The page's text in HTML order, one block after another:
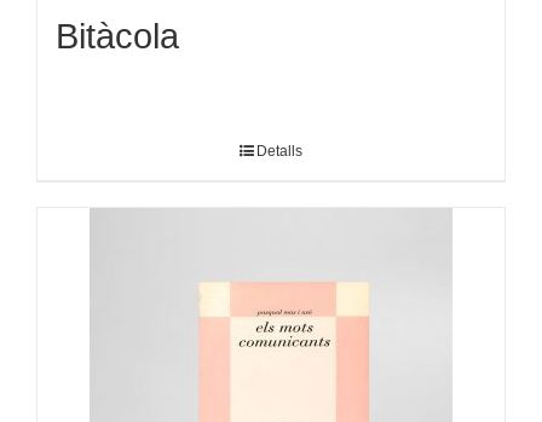
Bitàcola
Detalls